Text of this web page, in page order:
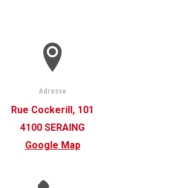
Adresse
Rue Cockerill, 101
4100 SERAING
Google Map